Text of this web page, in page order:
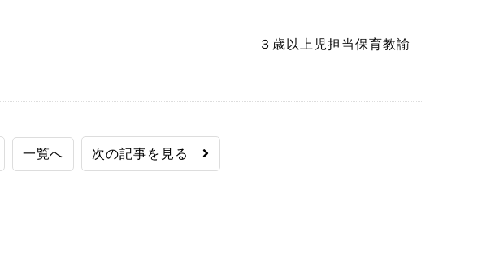
３歳以上児担当保育教諭
一覧へ 次の記事を見る